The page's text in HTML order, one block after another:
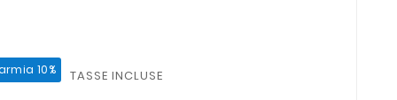
10% TASSE INCLUSE